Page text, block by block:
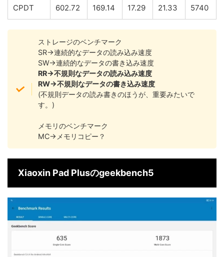
CPDT 602.72 169.14 17.29 21.33 5740
ストレージのベンチマーク
SR→連続的なデータの読み込み速度
SW→連続的なデータの書き込み速度
RR→不規則なデータの読み込み速度
RW→不規則なデータの書き込み速度
(不規則データの読み書きのほうが、重要みたいで
す。)
メモリのベンチマーク
MC→メモリコピー？
Xiaoxin Pad Plusのgeekbench5